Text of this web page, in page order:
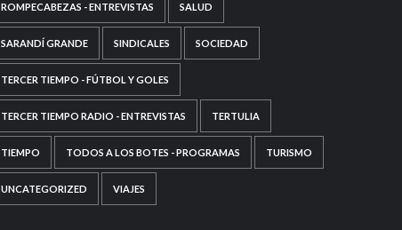
ROMPECABEZAS - ENTREVISTAS SALUD
SARANDÍ GRANDE SINDICALES SOCIEDAD
TERCER TIEMPO - FÚTBOL Y GOLES
TERCER TIEMPO RADIO - ENTREVISTAS TERTULIA
TIEMPO TODOS A LOS BOTES - PROGRAMAS TURISMO
UNCATEGORIZED VIAJES